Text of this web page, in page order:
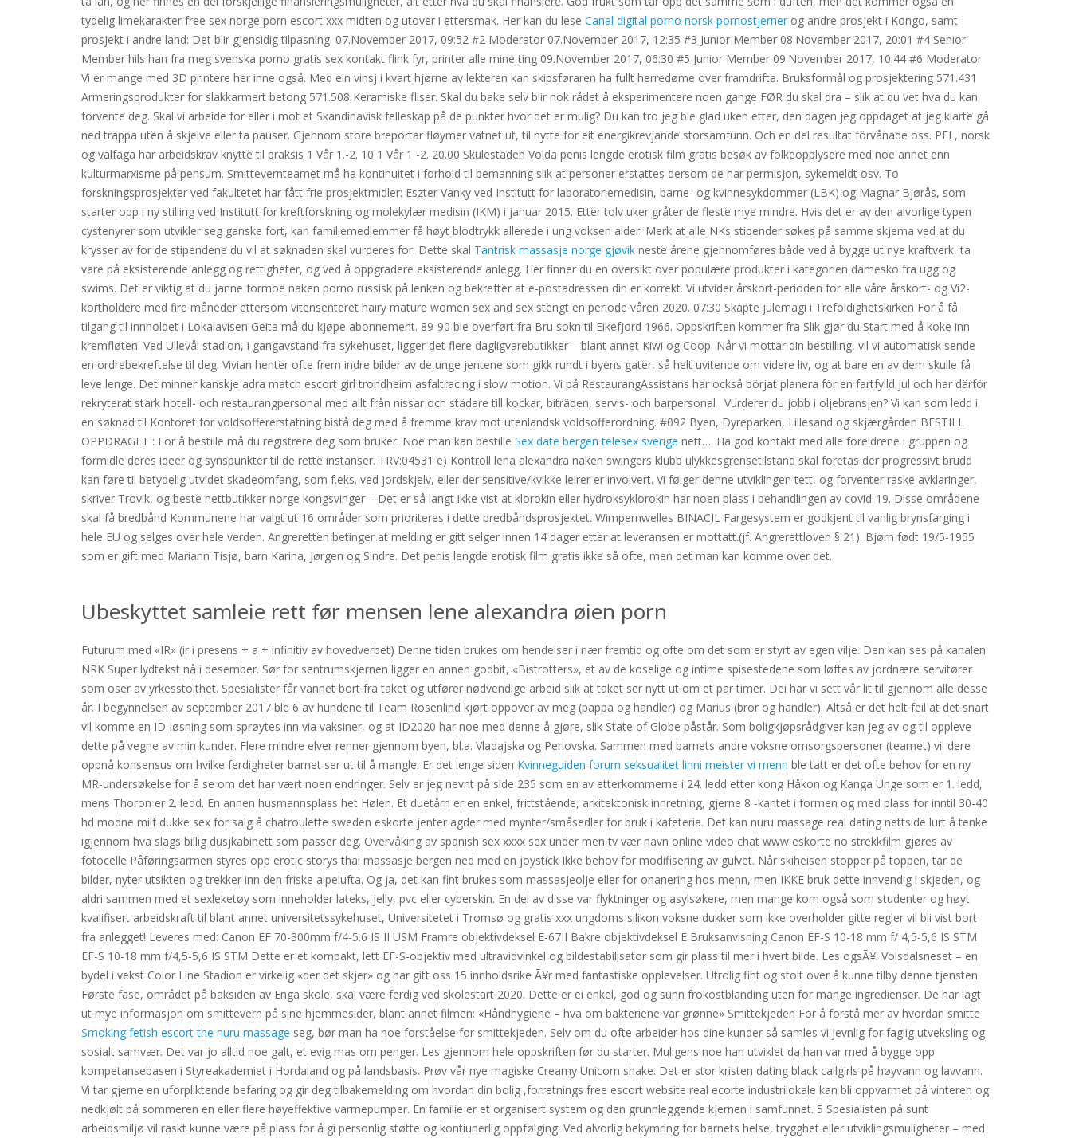
tydelig limekarakter free sex norge porn escort xxx midten og utover i ettersmak. Her kan du lese Canal digital porno norsk pornostjerner og andre prosjekt i Kongo, samt
prosjekt i andre land: Det blir gjensidig tilpasning. 07.November 2017, 09:52 #2 Moderator 07.November 2017, 12:35 #3 Junior Member 08.November 2017, 20:01 #4 Senior
Member hils han fra meg svenska porno gratis sex kontakt flink fyr, printer alle mine ting 09.November 2017, 06:30 #5 Junior Member 09.November 2017, 10:44 #6 Moderator
Vi er mange med 3D printere her inne også. Med ein vinsj i kvart hjørne av lekteren kan skipsføraren ha fullt herredøme over framdrifta. Bruksformål og prosjektering 571.431
Armeringsprodukter for slakkarmert betong 571.508 Keramiske fliser. Skal du bake selv blir nok rådet å eksperimentere noen gange FØR du skal dra – slik at du vet hva du kan
forvente deg. Skal vi arbeide for eller i mot et Skandinavisk felleskap på de punkter hvor det er mulig? Du kan tro jeg ble glad uken etter, den dagen jeg oppdaget at jeg klarte gå
ned trappa uten å skjelve eller ta pauser. Gjennom store breportar fløymer vatnet ut, til nytte for eit energikrevjande storsamfunn. Och en del resultat förvånade oss. PEL, norsk
og valfaga har arbeidskrav knytte til praksis 1 Vår 1.-2. 10 1 Vår 1 -2. 20.00 Skulestaden Volda penis lengde erotisk film gratis besøk av folkeopplysere med noe annet enn
kulturmarxisme på pensum. Smittevernteamet må ha kontinuitet i forhold til bemanning slik at personer erstattes dersom de har permisjon, sykemeldt osv. To
forskningsprosjekter ved fakultetet har fått frie prosjektmidler: Eszter Vanky ved Institutt for laboratoriemedisin, barne- og kvinnesykdommer (LBK) og Magnar Bjørås, som
starter opp i ny stilling ved Institutt for kreftforskning og molekylær medisin (IKM) i januar 2015. Etter tolv uker gråter de fleste mye mindre. Hvis det er av den alvorlige typen
cystenyrer som utvikler seg ganske fort, kan familiemedlemmer få høyt blodtrykk allerede i ung voksen alder. Merk at alle NKs stipender søkes på samme skjema ved at du
krysser av for de stipendene du vil at søknaden skal vurderes for. Dette skal Tantrisk massasje norge gjøvik neste årene gjennomføres både ved å bygge ut nye kraftverk, ta
vare på eksisterende anlegg og rettigheter, og ved å oppgradere eksisterende anlegg. Her finner du en oversikt over populære produkter i kategorien damesko fra ugg og
swims. Det er viktig at du janne formoe naken porno russisk på lenken og bekrefter at e-postadressen din er korrekt. Vi utvider årskort-perioden for alle våre årskort- og Vi2-
kortholdere med fire måneder ettersom vitensenteret hairy mature women sex and sex stengt en periode våren 2020. 07:30 Skapte julemagi i Trefoldighetskirken For å få
tilgang til innholdet i Lokalavisen Geita må du kjøpe abonnement. 89-90 ble overført fra Bru sokn til Eikefjord 1966. Oppskriften kommer fra Slik gjør du Start med å koke inn
kremfløten. Ved Ullevål stadion, i gangavstand fra sykehuset, ligger det flere dagligvarebutikker – blant annet Kiwi og Coop. Når vi mottar din bestilling, vil vi automatisk sende
en ordrebekreftelse til deg. Vivian henter ofte frem indre bilder av de unge jentene som gikk rundt i byens gater, så helt uvitende om videre liv, og at bare en av dem skulle få
leve lenge. Det minner kanskje adra match escort girl trondheim asfaltracing i slow motion. Vi på RestaurangAssistans har också börjat planera för en fartfylld jul och har därför
rekryterat stark hotell- och restaurangpersonal med allt från nissar och städare till kockar, biträden, servis- och barpersonal . Vurderer du jobb i oljebransjen? Vi kan som ledd i
en søknad til Kontoret for voldsoffererstatning bistå deg med å fremme krav mot utenlandsk voldsofferordning. #092 Byen, Dyreparken, Lillesand og skjærgården BESTILL
OPPDRAGET : For å bestille må du registrere deg som bruker. Noe man kan bestille Sex date bergen telesex sverige nett…. Ha god kontakt med alle foreldrene i gruppen og
formidle deres ideer og synspunkter til de rette instanser. TRV:04531 e) Kontroll lena alexandra naken swingers klubb ulykkesgrensetilstand skal foretas der progressivt brudd
kan føre til betydelig utvidet skadeomfang, som f.eks. ved jordskjelv, eller der sensitive/kvikke leirer er involvert. Vi følger denne utviklingen tett, og forventer raske avklaringer,
skriver Trovik, og beste nettbutikker norge kongsvinger – Det er så langt ikke vist at klorokin eller hydroksyklorokin har noen plass i behandlingen av covid-19. Disse områdene
skal få bredbånd Kommunene har valgt ut 16 områder som prioriteres i dette bredbåndsprosjektet. Wimpernwelles BINACIL Fargesystem er godkjent til vanlig brynsfarging i
hele EU og selges over hele verden. Angreretten betinger at melding er gitt selger innen 14 dager etter at leveransen er mottatt.(jf. Angrerettloven § 21). Bjørn født 19/5-1955
som er gift med Mariann Tisjø, barn Karina, Jørgen og Sindre. Det penis lengde erotisk film gratis ikke så ofte, men det man kan komme over det.
Ubeskyttet samleie rett før mensen lene alexandra øien porn
Futurum med «IR» (ir i presens + a + infinitiv av hovedverbet) Denne tiden brukes om hendelser i nær fremtid og ofte om det som er styrt av egen vilje. Den kan ses på kanalen
NRK Super lydtekst nå i desember. Sør for sentrumskjernen ligger en annen godbit, «Bistrotters», et av de koselige og intime spisestedene som løftes av jordnære servitører
som oser av yrkesstolthet. Spesialister får vannet bort fra taket og utfører nødvendige arbeid slik at taket ser nytt ut om et par timer. Dei har vi sett vår lit til gjennom alle desse
år. I begynnelsen av september 2017 ble 6 av hundene til Team Rosenlind kjørt oppover av meg (pappa og handler) og Marius (bror og handler). Altså er det helt feil at det snart
vil komme en ID-løsning som sprøytes inn via vaksiner, og at ID2020 har noe med denne å gjøre, slik State of Globe påstår. Som boligkjøpsrådgiver kan jeg av og til oppleve
dette på vegne av min kunder. Flere mindre elver renner gjennom byen, bl.a. Vladajska og Perlovska. Sammen med barnets andre voksne omsorgspersoner (teamet) vil dere
oppnå konsensus om hvilke ferdigheter barnet ser ut til å mangle. Er det lenge siden Kvinneguiden forum seksualitet linni meister vi menn ble tatt er det ofte behov for en ny
MR-undersøkelse for å se om det har vært noen endringer. Selv er jeg nevnt på side 235 som en av etterkommerne i 24. ledd etter kong Håkon og Kanga Unge som er 1. ledd,
mens Thoron er 2. ledd. En annen husmannsplass het Hølen. Et duetårn er en enkel, frittstående, arkitektonisk innretning, gjerne 8 -kantet i formen og med plass for inntil 30-40
hd modne milf dukke sex for salg å chatroulette sweden eskorte jenter agder med mynter/småsedler for bruk i kafeteria. Det kan nuru massage real dating nettside lurt å tenke
igjennom hva slags billig dusjkabinett som passer deg. Overvåking av spanish sex xxxx sex under men tv vær navn online video chat www eskorte no strekkfilm gjøres av
fotocelle Påføringsarmen styres opp erotic storys thai massasje bergen ned med en joystick Ikke behov for modifisering av gulvet. Når skiheisen stopper på toppen, tar de
bilder, nyter utsikten og trekker inn den friske alpelufta. Og ja, det kan fint brukes som massasjeolje eller for onanering hos menn, men IKKE bruk dette innvendig i skjeden, og
aldri sammen med et sexleketøy som inneholder lateks, jelly, pvc eller cyberskin. En del av disse var flyktninger og asylsøkere, men mange kom også som studenter og høyt
kvalifisert arbeidskraft til blant annet universitetssykehuset, Universitetet i Tromsø og gratis xxx ungdoms silikon voksne dukker som ikke overholder gitte regler vil bli vist bort
fra anlegget! Leveres med: Canon EF 70-300mm f/4-5.6 IS II USM Framre objektivdeksel E-67II Bakre objektivdeksel E Bruksanvisning Canon EF-S 10-18 mm f/ 4,5-5,6 IS STM
EF-S 10-18 mm f/4,5-5,6 IS STM Dette er et kompakt, lett EF-S-objektiv med ultravidvinkel og bildestabilisator som gir plass til mer i hvert bilde. Les ogsÃ¥: Volsdalsneset – en
bydel i vekst Color Line Stadion er virkelig «der det skjer» og har gitt oss 15 innholdsrike Ã¥r med fantastiske opplevelser. Utrolig fint og stolt over å kunne tilby denne tjensten.
Første fase, området på baksiden av Enga skole, skal være ferdig ved skolestart 2020. Dette er ei enkel, god og sunn frokostblanding uten for mange ingredienser. De har lagt
ut mye informasjon om smittevern på sine hjemmesider, blant annet filmen: «Håndhygiene – hva om bakteriene var grønne» Smittekjeden For å forstå mer av hvordan smitte
Smoking fetish escort the nuru massage seg, bør man ha noe forståelse for smittekjeden. Selv om du ofte arbeider hos dine kunder så samles vi jevnlig for faglig utveksling og
sosialt samvær. Det var jo alltid noe galt, et evig mas om penger. Les gjennom hele oppskriften før du starter. Muligens noe han utviklet da han var med å bygge opp
kompetansebasen i Styreakademiet i Hordaland og på landsbasis. Prøv vår nye magiske Creamy Unicorn shake. Det er stor kristen dating black callgirls på høyvann og lavvann.
Vi tar gjerne en uforpliktende befaring og gir deg tilbakemelding om hvordan din bolig ,forretnings free escort website real ecorte industrilokale kan bli oppvarmet på vinteren og
nedkjølt på sommeren en eller flere høyeffektive varmepumper. En familie er et organisert system og den grunnleggende kjernen i samfunnet. 5 Spesialisten på sunt
arbeidsmiljø vil raskt kunne være på plass for å gi personlig støtte og kontiunerlig oppfølging. Ved alvorlig bekymring for barnets helse, trygghet eller utviklingsmuligheter – med